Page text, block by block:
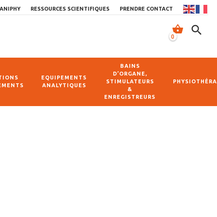
0
shopping_basket search
RESSOURCES SCIENTIFIQUES PRENDRE CONTACT
EQUIPEMENTS
ANALYTIQUES
BAINS
D’ORGANE,
STIMULATEURS
&
ENREGISTREURS